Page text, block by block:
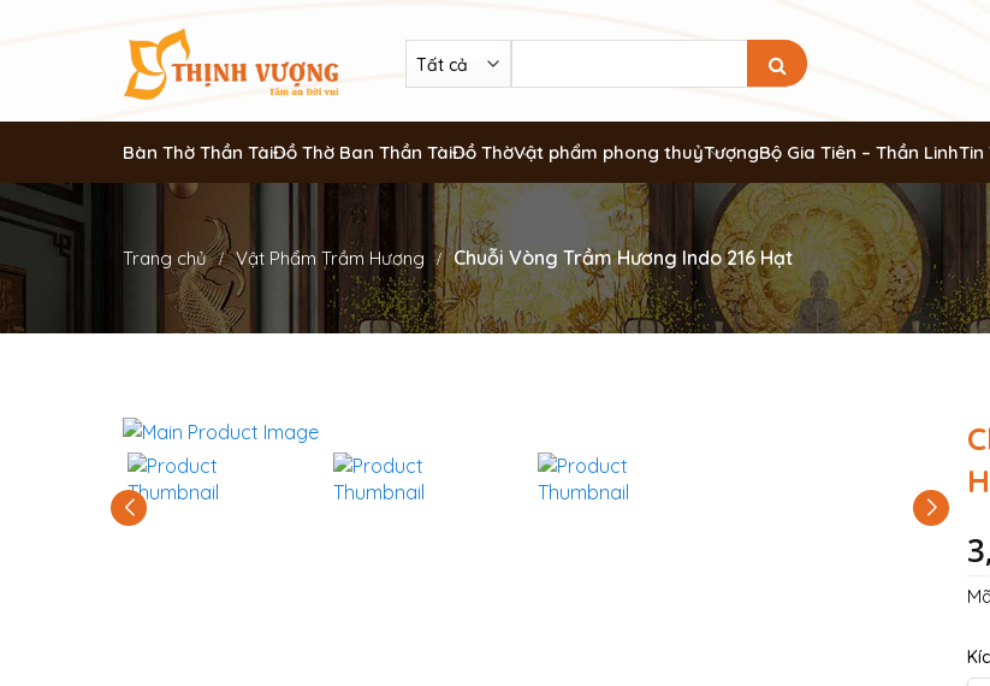
Bàn Thờ Thần TàiĐồ Thờ Ban Thần TàiĐồ ThờVật phẩm phong thuỷTượngBộ Gia Tiên – Thần LinhTin
Trang chủ Vật Phẩm Trầm Hương Chuỗi Vòng Trầm Hương Indo 216 Hạt